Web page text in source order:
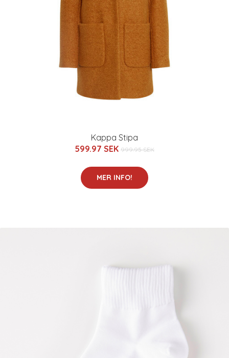
Kappa Stipa
599.97 SEK 999.95 SEK
MER INFO!